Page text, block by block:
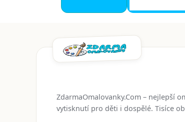
ZdarmaOmalovanky.Com – nejlepší
vytisknutí pro děti i dospělé. Tisíce